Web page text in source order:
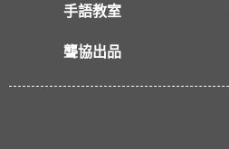
手語教室
聾協出品